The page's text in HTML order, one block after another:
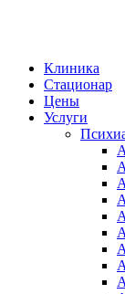
Клиника
Стационар
Цены
Услуги